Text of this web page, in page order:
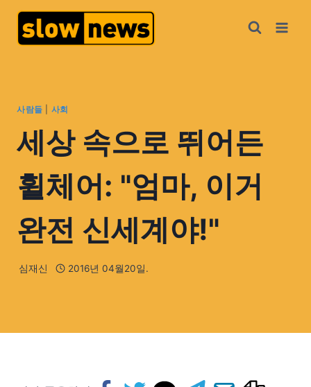
사람들 사회
세상 속으로 뛰어든
휠체어: "엄마, 이거
완전 신세계야!"
심재신 2016년 04월20일.